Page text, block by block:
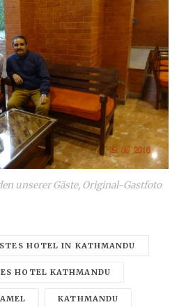
unserer Gäste, Original-Gastfoto
HOTEL IN KATHMANDU
HOTEL KATHMANDU
KATHMANDU